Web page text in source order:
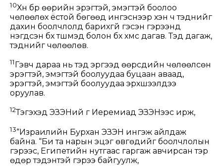
10Хүн бүр өөрийн эрэгтэй, эмэгтэй боолоо
чөлөөлөх ёстой бөгөөд ингэснээр хэн ч тэднийг
дахин боолчлолд барихгүй гэсэн гэрээнд
нэгдсэн бүх түшмэд болон бүх хүмүүс дагав. Тэд дагаж,
тэднийг чөлөөлөв.
11 Гэвч дараа нь тэд эргээд өөрсдийн чөлөөлсөн
эрэгтэй, эмэгтэй боолуудаа буцаан аваад,
эрэгтэй, эмэгтэй боолуудаа эрхшээлдээ
оруулав.
12Тэгэхэд ЭЗЭНий үг Иеремиад ЭЗЭНээс ирж,
13“Израилийн Бурхан ЭЗЭН ингэж айлдаж
байна. “Би та нарын эцэг өвгөдийг боолчлолын
гэрээс, Египетийн нутгаас гаргаж авчирсан тэр
өдөр тэдэнтэй гэрээ байгуулж,